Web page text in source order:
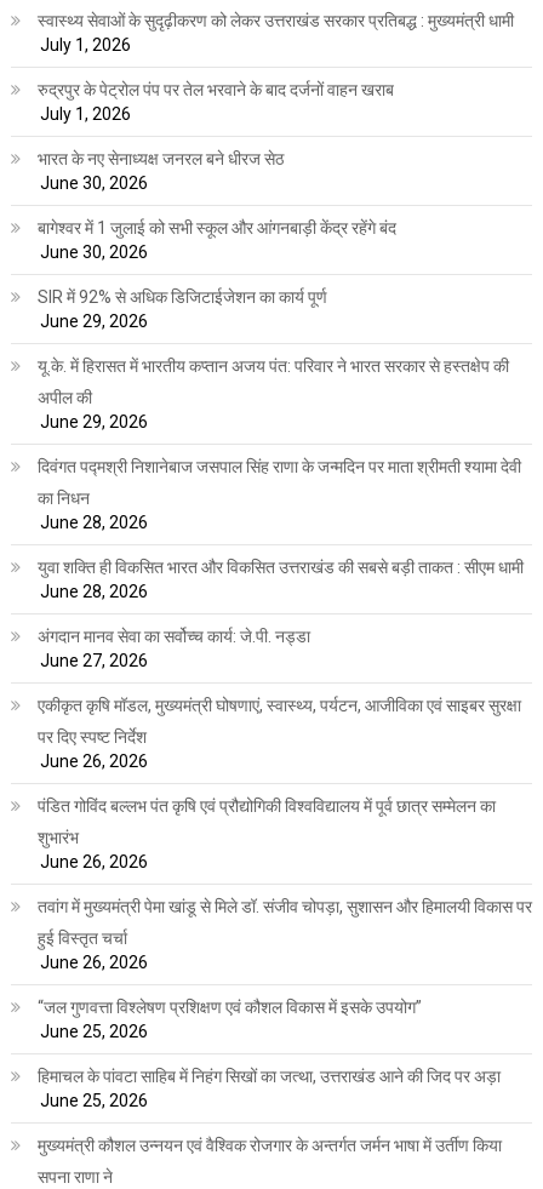
स्वास्थ्य सेवाओं के सुदृढ़ीकरण को लेकर उत्तराखंड सरकार प्रतिबद्ध : मुख्यमंत्री धामी
July 1, 2026
रुद्रपुर के पेट्रोल पंप पर तेल भरवाने के बाद दर्जनों वाहन खराब
July 1, 2026
भारत के नए सेनाध्यक्ष जनरल बने धीरज सेठ
June 30, 2026
बागेश्वर में 1 जुलाई को सभी स्कूल और आंगनबाड़ी केंद्र रहेंगे बंद
June 30, 2026
SIR में 92% से अधिक डिजिटाईजेशन का कार्य पूर्ण
June 29, 2026
यू.के. में हिरासत में भारतीय कप्तान अजय पंत: परिवार ने भारत सरकार से हस्तक्षेप की
अपील की
June 29, 2026
दिवंगत पद्मश्री निशानेबाज जसपाल सिंह राणा के जन्मदिन पर माता श्रीमती श्यामा देवी
का निधन
June 28, 2026
युवा शक्ति ही विकसित भारत और विकसित उत्तराखंड की सबसे बड़ी ताकत : सीएम धामी
June 28, 2026
अंगदान मानव सेवा का सर्वोच्च कार्य: जे.पी. नड्डा
June 27, 2026
एकीकृत कृषि मॉडल, मुख्यमंत्री घोषणाएं, स्वास्थ्य, पर्यटन, आजीविका एवं साइबर सुरक्षा
पर दिए स्पष्ट निर्देश
June 26, 2026
पंडित गोविंद बल्लभ पंत कृषि एवं प्रौद्योगिकी विश्वविद्यालय में पूर्व छात्र सम्मेलन का
शुभारंभ
June 26, 2026
तवांग में मुख्यमंत्री पेमा खांडू से मिले डॉ. संजीव चोपड़ा, सुशासन और हिमालयी विकास पर
हुई विस्तृत चर्चा
June 26, 2026
“जल गुणवत्ता विश्लेषण प्रशिक्षण एवं कौशल विकास में इसके उपयोग”
June 25, 2026
हिमाचल के पांवटा साहिब में निहंग सिखों का जत्था, उत्तराखंड आने की जिद पर अड़ा
June 25, 2026
मुख्यमंत्री कौशल उन्नयन एवं वैश्विक रोजगार के अन्तर्गत जर्मन भाषा में उर्तीण किया
सपना राणा ने